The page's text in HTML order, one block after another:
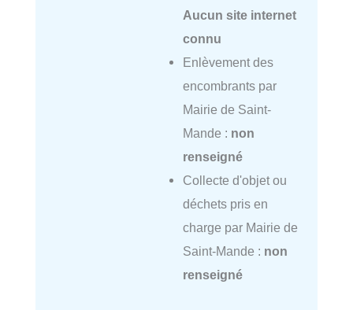
Aucun site internet
connu
Enlèvement des
encombrants par
Mairie de Saint-
Mande : non
renseigné
Collecte d'objet ou
déchets pris en
charge par Mairie de
Saint-Mande : non
renseigné